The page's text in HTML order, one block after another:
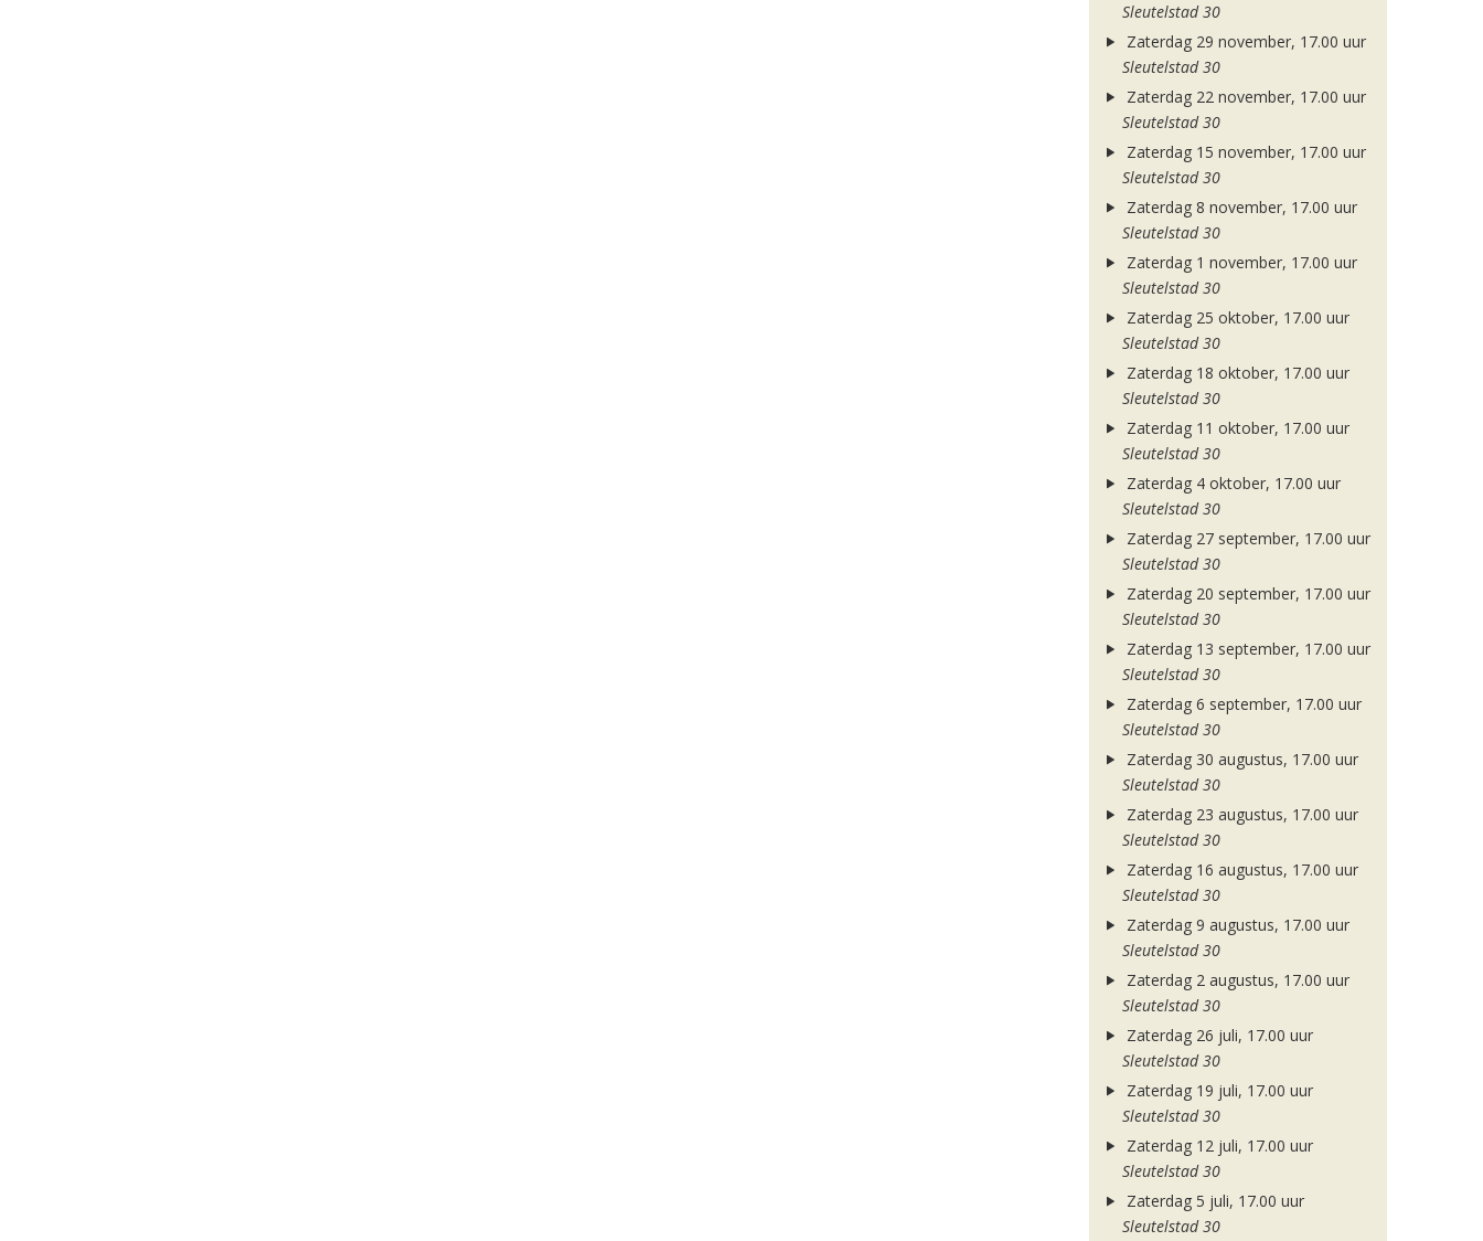
Sleutelstad 30
Zaterdag 29 november, 17.00 uur
Sleutelstad 30
Zaterdag 22 november, 17.00 uur
Sleutelstad 30
Zaterdag 15 november, 17.00 uur
Sleutelstad 30
Zaterdag 8 november, 17.00 uur
Sleutelstad 30
Zaterdag 1 november, 17.00 uur
Sleutelstad 30
Zaterdag 25 oktober, 17.00 uur
Sleutelstad 30
Zaterdag 18 oktober, 17.00 uur
Sleutelstad 30
Zaterdag 11 oktober, 17.00 uur
Sleutelstad 30
Zaterdag 4 oktober, 17.00 uur
Sleutelstad 30
Zaterdag 27 september, 17.00 uur
Sleutelstad 30
Zaterdag 20 september, 17.00 uur
Sleutelstad 30
Zaterdag 13 september, 17.00 uur
Sleutelstad 30
Zaterdag 6 september, 17.00 uur
Sleutelstad 30
Zaterdag 30 augustus, 17.00 uur
Sleutelstad 30
Zaterdag 23 augustus, 17.00 uur
Sleutelstad 30
Zaterdag 16 augustus, 17.00 uur
Sleutelstad 30
Zaterdag 9 augustus, 17.00 uur
Sleutelstad 30
Zaterdag 2 augustus, 17.00 uur
Sleutelstad 30
Zaterdag 26 juli, 17.00 uur
Sleutelstad 30
Zaterdag 19 juli, 17.00 uur
Sleutelstad 30
Zaterdag 12 juli, 17.00 uur
Sleutelstad 30
Zaterdag 5 juli, 17.00 uur
Sleutelstad 30